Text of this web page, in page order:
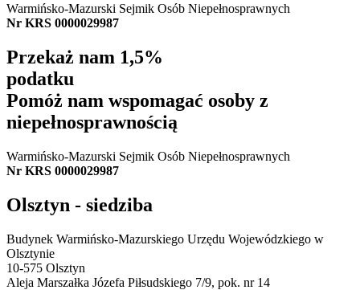
Warmińsko-Mazurski Sejmik Osób Niepełnosprawnych
Nr KRS 0000029987
Przekaż nam 1,5%
podatku
Pomóż nam wspomagać osoby z
niepełnosprawnością
Warmińsko-Mazurski Sejmik Osób Niepełnosprawnych
Nr KRS 0000029987
Olsztyn - siedziba
Budynek Warmińsko-Mazurskiego Urzędu Wojewódzkiego w
Olsztynie
10-575 Olsztyn
Aleja Marszałka Józefa Piłsudskiego 7/9, pok. nr 14